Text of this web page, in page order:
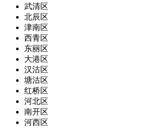
武清区
北辰区
津南区
西青区
东丽区
大港区
汉沽区
塘沽区
红桥区
河北区
南开区
河西区